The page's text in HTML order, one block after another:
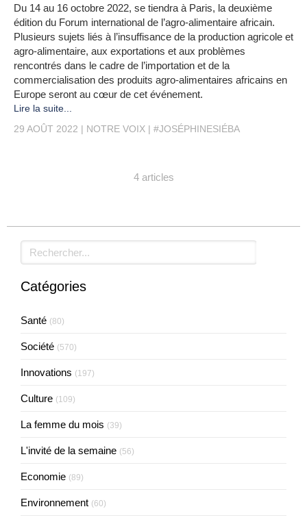
Du 14 au 16 octobre 2022, se tiendra à Paris, la deuxième
édition du Forum international de l’agro-alimentaire africain.
Plusieurs sujets liés à l’insuffisance de la production agricole et
agro-alimentaire, aux exportations et aux problèmes
rencontrés dans le cadre de l’importation et de la
commercialisation des produits agro-alimentaires africains en
Europe seront au cœur de cet événement.
Lire la suite...
29 AOÛT 2022
NOTRE VOIX #JOSÉPHINESIÉBA
4 articles
Rechercher
Catégories
Santé (80)
Société (570)
Innovations (197)
Culture (109)
La femme du mois (39)
L'invité de la semaine (56)
Economie (89)
Environnement (60)